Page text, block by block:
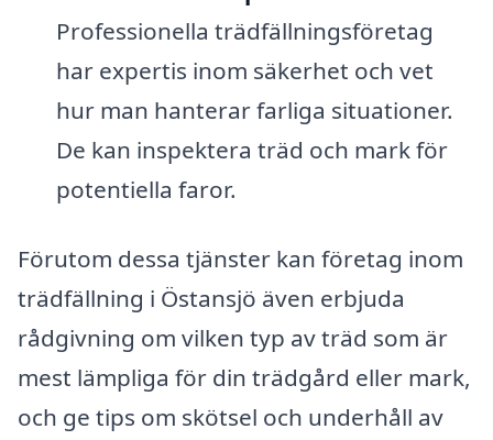
Professionella trädfällningsföretag
har expertis inom säkerhet och vet
hur man hanterar farliga situationer.
De kan inspektera träd och mark för
potentiella faror.
Förutom dessa tjänster kan företag inom
trädfällning i Östansjö även erbjuda
rådgivning om vilken typ av träd som är
mest lämpliga för din trädgård eller mark,
och ge tips om skötsel och underhåll av